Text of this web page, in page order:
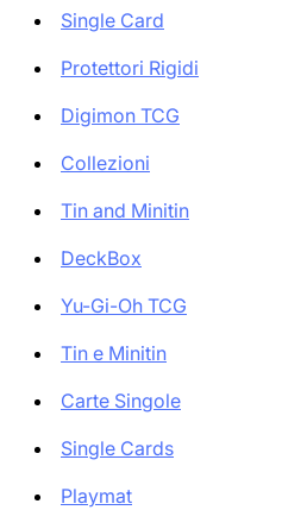
Single Card
Protettori Rigidi
Digimon TCG
Collezioni
Tin and Minitin
DeckBox
Yu-Gi-Oh TCG
Tin e Minitin
Carte Singole
Single Cards
Playmat